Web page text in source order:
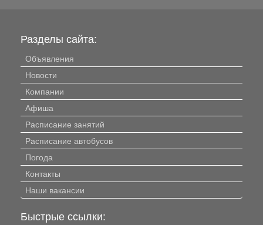
Разделы сайта:
Объявления
Новости
Компании
Афиша
Расписание занятий
Расписание автобусов
Погода
Контакты
Наши вакансии
Быстрые ссылки: